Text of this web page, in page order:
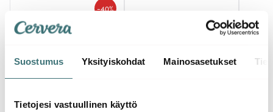
Suostumus Yksityiskohdat Mainosasetukset
Tietojesi vastuullinen käyttö
-40%